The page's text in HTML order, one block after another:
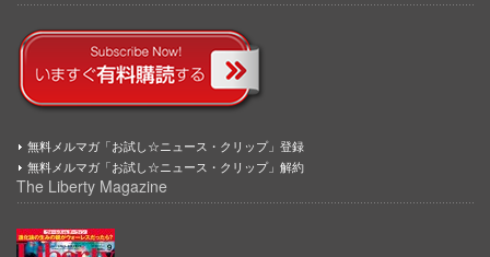
無料メルマガ「お試し☆ニュース・クリップ」登録
無料メルマガ「お試し☆ニュース・クリップ」解約
The Liberty Magazine